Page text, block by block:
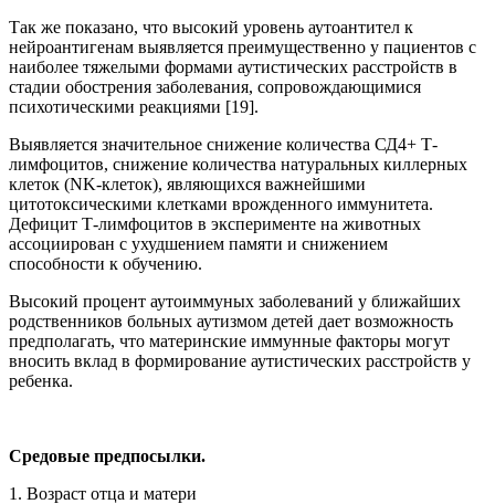
Так же показано, что высокий уровень аутоантител к
нейроантигенам выявляется преимущественно у пациентов с
наиболее тяжелыми формами аутистических расстройств в
стадии обострения заболевания, сопровождающимися
психотическими реакциями [19].
Выявляется значительное снижение количества СД4+ Т-
лимфоцитов, снижение количества натуральных киллерных
клеток (NK-клеток), являющихся важнейшими
цитотоксическими клетками врожденного иммунитета.
Дефицит Т-лимфоцитов в эксперименте на животных
ассоциирован с ухудшением памяти и снижением
способности к обучению.
Высокий процент аутоиммуных заболеваний у ближайших
родственников больных аутизмом детей дает возможность
предполагать, что материнские иммунные факторы могут
вносить вклад в формирование аутистических расстройств у
ребенка.
Средовые предпосылки.
1. Возраст отца и матери